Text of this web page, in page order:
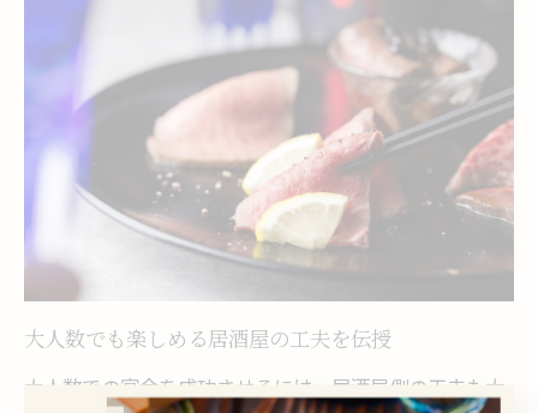
大人数でも楽しめる居酒屋の工夫を伝授
大人数での宴会を成功させるには、居酒屋側の工夫も大